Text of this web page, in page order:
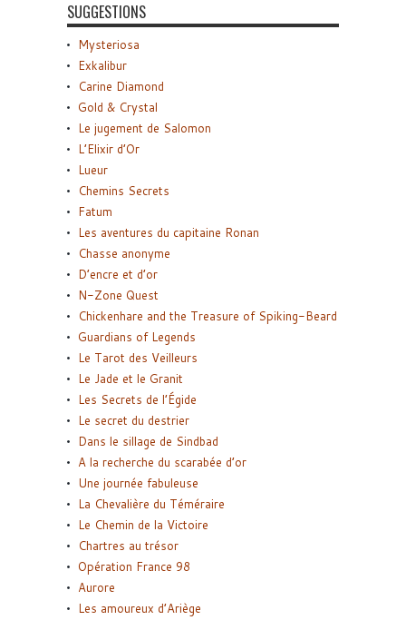
SUGGESTIONS
Mysteriosa
Exkalibur
Carine Diamond
Gold & Crystal
Le jugement de Salomon
L’Elixir d’Or
Lueur
Chemins Secrets
Fatum
Les aventures du capitaine Ronan
Chasse anonyme
D’encre et d’or
N-Zone Quest
Chickenhare and the Treasure of Spiking-Beard
Guardians of Legends
Le Tarot des Veilleurs
Le Jade et le Granit
Les Secrets de l’Égide
Le secret du destrier
Dans le sillage de Sindbad
A la recherche du scarabée d’or
Une journée fabuleuse
La Chevalière du Téméraire
Le Chemin de la Victoire
Chartres au trésor
Opération France 98
Aurore
Les amoureux d’Ariège